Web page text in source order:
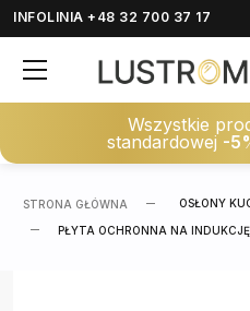
INFOLINIA +48 32 700 37 17
Wszystkie
standardowej -
STRONA GŁÓWNA OSŁONY
PŁYTA OCHRONNA NA